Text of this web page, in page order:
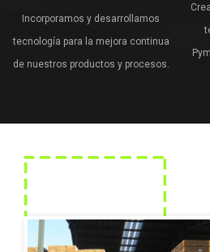
Incorporamos y desarrollamos
tecnología para la mejora continua
de nuestros productos y procesos.